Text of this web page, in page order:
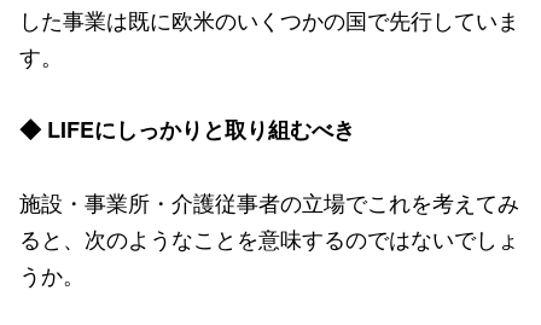
した事業は既に欧米のいくつかの国で先行していま
す。
◆ LIFEにしっかりと取り組むべき
施設・事業所・介護従事者の立場でこれを考えてみ
ると、次のようなことを意味するのではないでしょ
うか。